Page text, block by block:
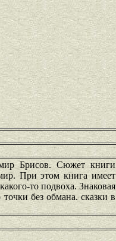
Брисов. Сюжет книги
При этом книга имеет
то подвоха. Знаковая
без обмана. сказки в